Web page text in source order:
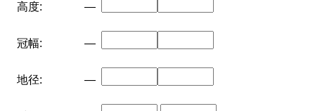
高度: —
冠幅: —
地径: —